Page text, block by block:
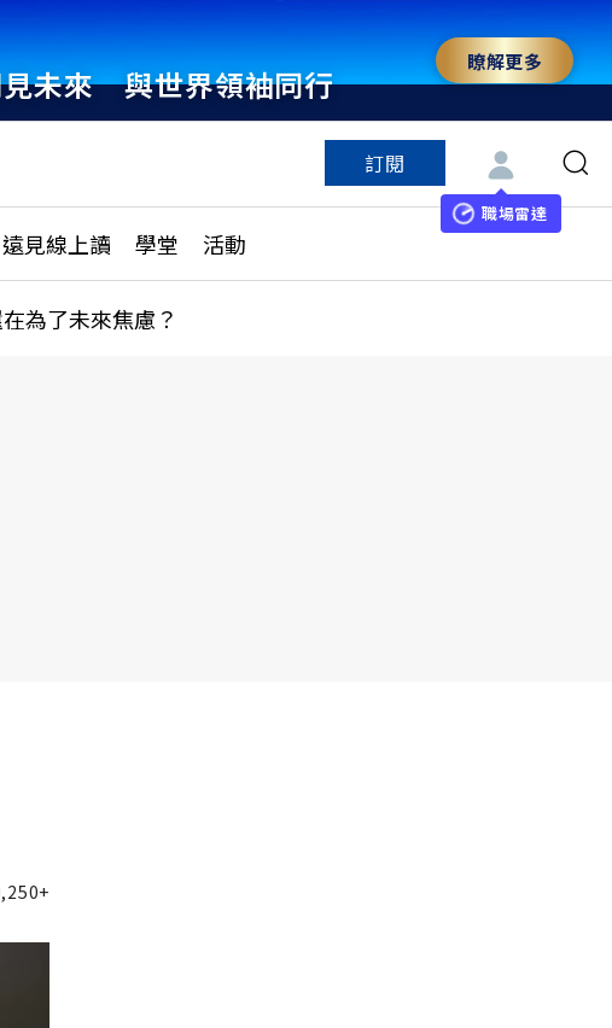
未來 與世界領袖同行
瞭解更多
訂閱
職場雷達
遠見線上讀 學堂 活動
更多訂閱方案
特色頻道
為了未來焦慮？